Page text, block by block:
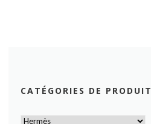
CATÉGORIES DE PRODUIT